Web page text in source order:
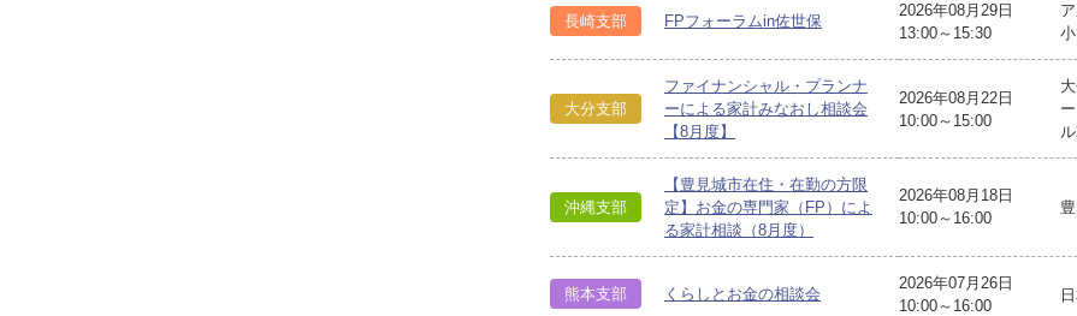
長崎支部 FPフォーラムin佐世保
2026年08月29日
13:00～15:30
大分支部
ファイナンシャル・プランナ
ーによる家計みなおし相談会
【8月度】
2026年08月22日
10:00～15:00
ル
沖縄支部
【豊見城市在住・在勤の方限
定】お金の専門家（FP）によ
る家計相談（8月度）
2026年08月18日
10:00～16:00
熊本支部 くらしとお金の相談会
2026年07月26日
10:00～16:00